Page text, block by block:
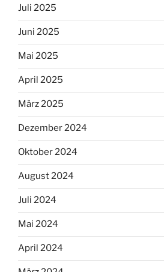
Juli 2025
Juni 2025
Mai 2025
April 2025
März 2025
Dezember 2024
Oktober 2024
August 2024
Juli 2024
Mai 2024
April 2024